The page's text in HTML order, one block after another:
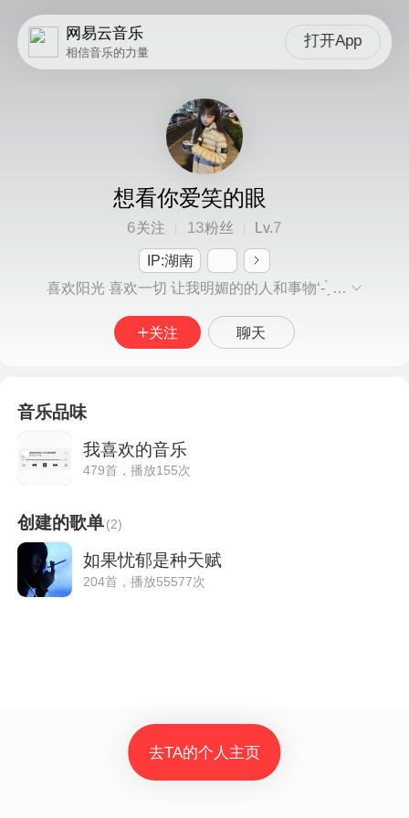
网易云音乐
相信音乐的力量
打开App
想看你爱笑的眼
6关注 13粉丝 Lv.7
IP:湖南
喜欢阳光 喜欢一切 让我明媚的的人和事物‘- ̗̀ ෆ( ˶'ᵕ'˶)ෆ ̖́-
关注 聊天
音乐品味
我喜欢的音乐
479首，播放155次
创建的歌单(2)
如果忧郁是种天赋
204首，播放55577次
去TA的个人主页